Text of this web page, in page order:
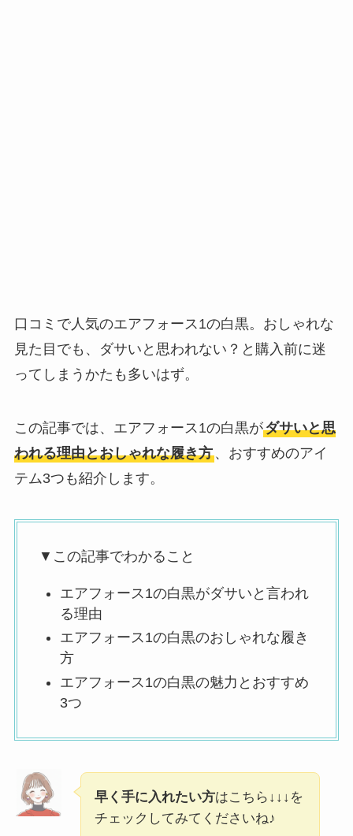
口コミで人気のエアフォース1の白黒。おしゃれな
見た目でも、ダサいと思われない？と購入前に迷
ってしまうかたも多いはず。
この記事では、エアフォース1の白黒がダサいと思
われる理由とおしゃれな履き方、おすすめのアイ
テム3つも紹介します。
▼この記事でわかること
エアフォース1の白黒がダサいと言われ
る理由
エアフォース1の白黒のおしゃれな履き
方
エアフォース1の白黒の魅力とおすすめ
3つ
早く手に入れたい方はこちら↓↓↓を
チェックしてみてくださいね♪